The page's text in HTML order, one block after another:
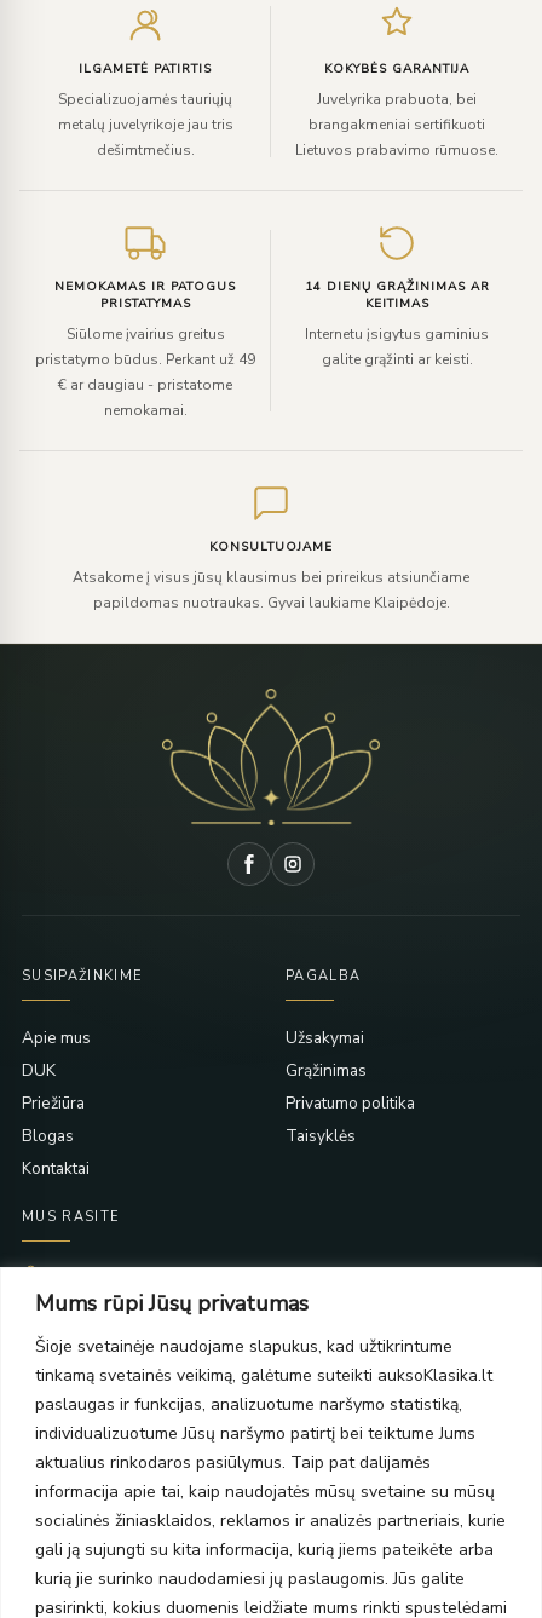
Mums rūpi Jūsų privatumas
Šioje svetainėje naudojame slapukus, kad užtikrintume
tinkamą svetainės veikimą, galėtume suteikti auksoKlasika.lt
paslaugas ir funkcijas, analizuotume naršymo statistiką,
individualizuotume Jūsų naršymo patirtį bei teiktume Jums
aktualius rinkodaros pasiūlymus. Taip pat dalijamės
informacija apie tai, kaip naudojatės mūsų svetaine su mūsų
socialinės žiniasklaidos, reklamos ir analizės partneriais, kurie
gali ją sujungti su kita informacija, kurią jiems pateikėte arba
kurią jie surinko naudodamiesi jų paslaugomis. Jūs galite
pasirinkti, kokius duomenis leidžiate mums rinkti spustelėdami
ILGAMETĖ PATIRTIS
Specializuojamės tauriųjų
metalų juvelyrikoje jau tris
dešimtmečius.
KOKYBĖS GARANTIJA
Juvelyrika prabuota, bei
brangakmeniai sertifikuoti
Lietuvos prabavimo rūmuose.
NEMOKAMAS IR PATOGUS
PRISTATYMAS
Siūlome įvairius greitus
pristatymo būdus. Perkant už 49
€ ar daugiau - pristatome
nemokamai.
14 DIENŲ GRĄŽINIMAS AR
KEITIMAS
Internetu įsigytus gaminius
galite grąžinti ar keisti.
KONSULTUOJAME
Atsakome į visus jūsų klausimus bei prireikus atsiunčiame
papildomas nuotraukas. Gyvai laukiame Klaipėdoje.
SUSIPAŽINKIME
Apie mus
DUK
Priežiūra
Blogas
Kontaktai
PAGALBA
Užsakymai
Grąžinimas
Privatumo politika
Taisyklės
MUS RASITE
PC Molas, Klaipėda
PC BIG 2, Klaipėda
Šilutės pl. 35
PC Banginis, Klaipėda
NAUJIENLAIŠKIS
Prenumeruokite ir gaukite pasiūlymus, naujienas bei riboto
leidimo kolekcijas.